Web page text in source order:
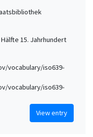
15. Jahrhundert
vocabulary/iso639-
vocabulary/iso639-
View entry